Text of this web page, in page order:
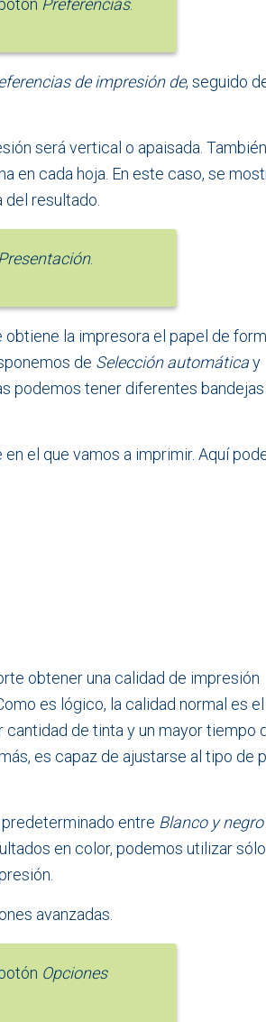
de impresión de, seguido
será vertical o apaisada. También
en cada hoja. En este caso, se
del resultado.
Presentación.
la impresora el papel de
de Selección automáticay
podemos tener diferentes bandejas
el que vamos a imprimir. Aquí
obtener una calidad de impresión
es lógico, la calidad normal es
de tinta y un mayor tiempo
es capaz de ajustarse al tipo de
entre Blanco y negro
en color, podemos utilizar
avanzadas.
Opciones